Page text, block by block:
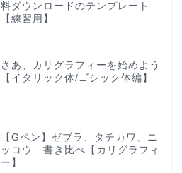
料ダウンロードのテンプレート
【練習用】
さあ、カリグラフィーを始めよう
【イタリック体/ゴシック体編】
【Gペン】ゼブラ、タチカワ、ニ
ッコウ 書き比べ【カリグラフィ
ー】